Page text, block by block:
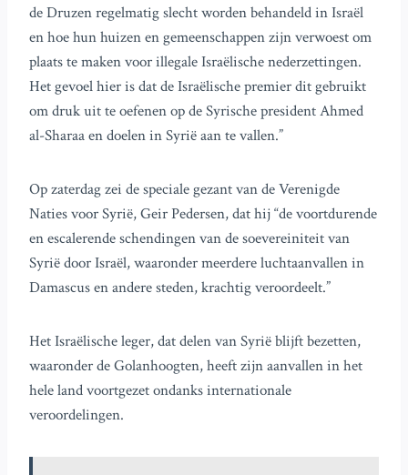
de Druzen regelmatig slecht worden behandeld in Israël
en hoe hun huizen en gemeenschappen zijn verwoest om
plaats te maken voor illegale Israëlische nederzettingen.
Het gevoel hier is dat de Israëlische premier dit gebruikt
om druk uit te oefenen op de Syrische president Ahmed
al-Sharaa en doelen in Syrië aan te vallen.”
Op zaterdag zei de speciale gezant van de Verenigde
Naties voor Syrië, Geir Pedersen, dat hij “de voortdurende
en escalerende schendingen van de soevereiniteit van
Syrië door Israël, waaronder meerdere luchtaanvallen in
Damascus en andere steden, krachtig veroordeelt.”
Het Israëlische leger, dat delen van Syrië blijft bezetten,
waaronder de Golanhoogten, heeft zijn aanvallen in het
hele land voortgezet ondanks internationale
veroordelingen.